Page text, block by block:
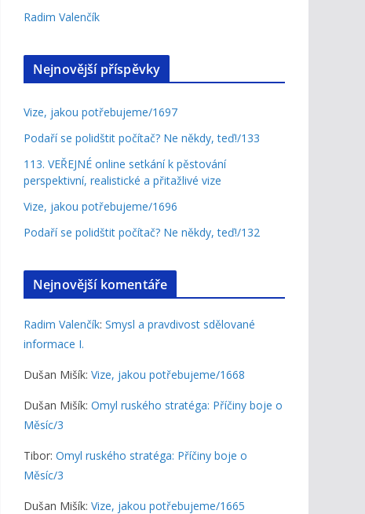
Radim Valenčík
Nejnovější příspěvky
Vize, jakou potřebujeme/1697
Podaří se polidštit počítač? Ne někdy, teď!/133
113. VEŘEJNÉ online setkání k pěstování
perspektivní, realistické a přitažlivé vize
Vize, jakou potřebujeme/1696
Podaří se polidštit počítač? Ne někdy, teď!/132
Nejnovější komentáře
Radim Valenčík: Smysl a pravdivost sdělované
informace I.
Dušan Mišík: Vize, jakou potřebujeme/1668
Dušan Mišík: Omyl ruského stratéga: Příčiny boje o
Měsíc/3
Tibor: Omyl ruského stratéga: Příčiny boje o
Měsíc/3
Dušan Mišík: Vize, jakou potřebujeme/1665